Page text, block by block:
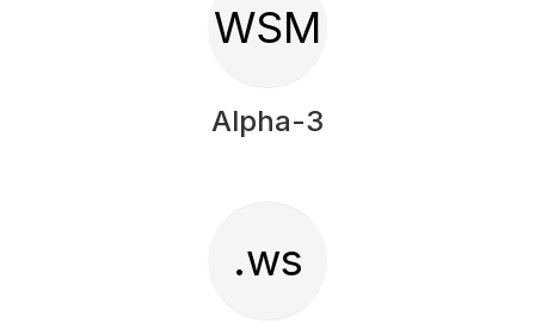
WSM
Alpha-3
.ws